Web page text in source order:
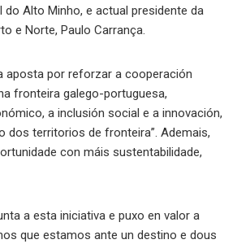
do Alto Minho, e actual presidente da
e Norte, Paulo Carrança.
aposta por reforzar a cooperación
fronteira galego-portuguesa,
a inclusión social e a innovación,
territorios de fronteira”. Ademais,
con máis sustentabilidade,
a esta iniciativa e puxo en valor a
que estamos ante un destino e dous